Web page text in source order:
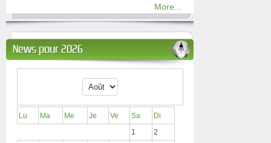
More...
News pour 2026
Lu Ma Me Je Ve Sa
Di
1
2